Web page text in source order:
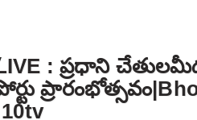
: ప్రధాని